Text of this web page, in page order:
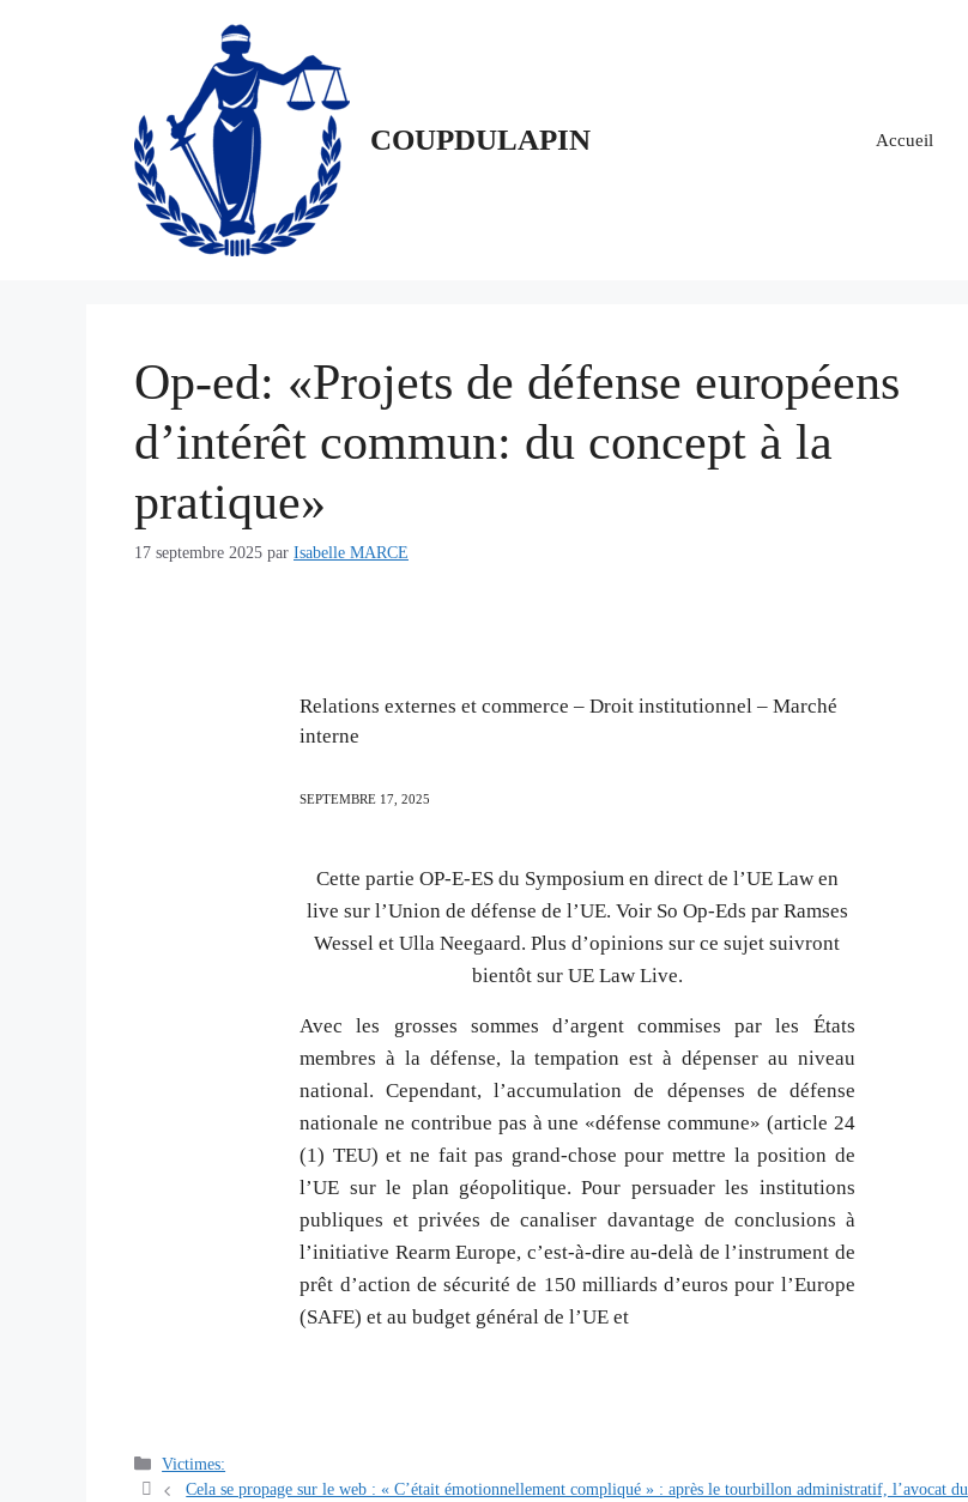
COUPDULAPIN Accueil
Op-ed: «Projets de défense européens
d’intérêt commun: du concept à la
pratique»
17 septembre 2025 par Isabelle MARCE
Relations externes et commerce – Droit institutionnel – Marché
interne
SEPTEMBRE 17,2025
Cette partie OP-E-ES du Symposium en direct de l’UE Law en
live sur l’Union de défense de l’UE. Voir So Op-Eds par Ramses
Wessel et Ulla Neegaard. Plus d’opinions sur ce sujet suivront
bientôt sur UE Law Live.
Avec les grosses sommes d’argent commises par les États
membres à la défense, la tempation est à dépenser au niveau
national. Cependant, l’accumulation de dépenses de défense
nationale ne contribue pas à une «défense commune» (article 24
(1) TEU) et ne fait pas grand-chose pour mettre la position de
l’UE sur le plan géopolitique. Pour persuader les institutions
publiques et privées de canaliser davantage de conclusions à
l’initiative Rearm Europe, c’est-à-dire au-delà de l’instrument de
prêt d’action de sécurité de 150 milliards d’euros pour l’Europe
(SAFE) et au budget général de l’UE et
Catégories
Victimes:
NavigationCela se propage sur le web : « C’était émotionnellement compliqué » : après le tourbillon administratif, l’avocat du